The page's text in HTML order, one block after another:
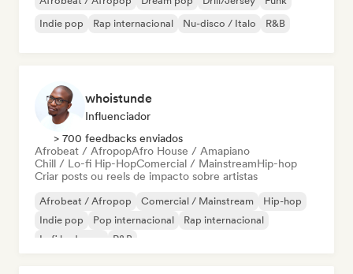
Indie pop
Rap internacional Nu-disco / Italo R&B
whoistunde
Influenciador
> 700 feedbacks enviados
Afrobeat / AfropopAfro House / Amapiano
Chill / Lo-fi Hip-HopComercial / MainstreamHip-hop
Criar posts ou reels de impacto sobre artistas
Afrobeat / Afropop Comercial / Mainstream
Hip-hop
Indie pop
Pop internacional
Rap internacional
Lofi bedroom
R&B